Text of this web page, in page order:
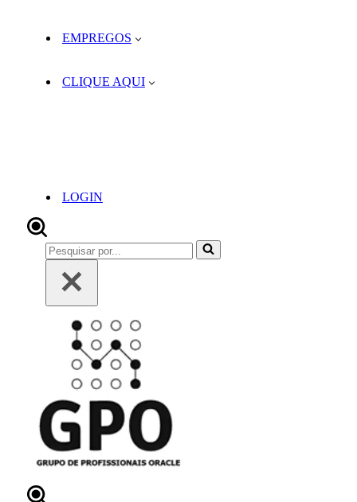
EMPREGOS
CLIQUE AQUI
LOGIN
Pesquisar
por...